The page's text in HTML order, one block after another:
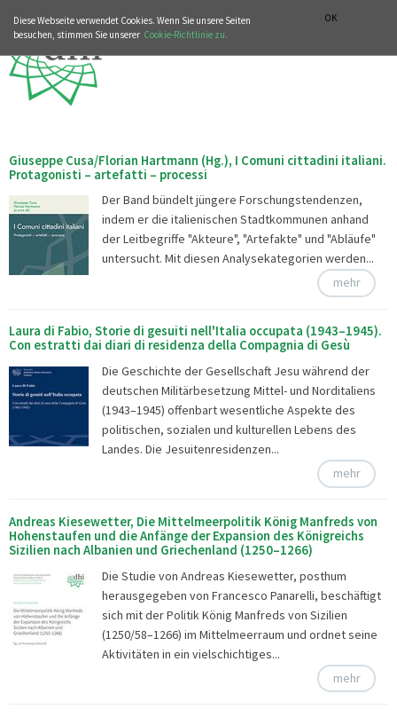
OK
Diese Webseite verwendet Cookies. Wenn Sie unsere Seiten
besuchen, stimmen Sie unserer Cookie-Richtlinie zu.
Giuseppe Cusa/Florian Hartmann (Hg.), I Comuni cittadini italiani.
Protagonisti – artefatti – processi
Der Band bündelt jüngere Forschungstendenzen,
indem er die italienischen Stadtkommunen anhand
der Leitbegriffe "Akteure", "Artefakte" und "Abläufe"
untersucht. Mit diesen Analysekategorien werden...
mehr
Laura di Fabio, Storie di gesuiti nell'Italia occupata (1943–1945).
Con estratti dai diari di residenza della Compagnia di Gesù
Die Geschichte der Gesellschaft Jesu während der
deutschen Militärbesetzung Mittel- und Norditaliens
(1943–1945) offenbart wesentliche Aspekte des
politischen, sozialen und kulturellen Lebens des
Landes. Die Jesuitenresidenzen...
mehr
Andreas Kiesewetter, Die Mittelmeerpolitik König Manfreds von
Hohenstaufen und die Anfänge der Expansion des Königreichs
Sizilien nach Albanien und Griechenland (1250–1266)
Die Studie von Andreas Kiesewetter, posthum
herausgegeben von Francesco Panarelli, beschäftigt
sich mit der Politik König Manfreds von Sizilien
(1250/58–1266) im Mittelmeerraum und ordnet seine
Aktivitäten in ein vielschichtiges...
mehr